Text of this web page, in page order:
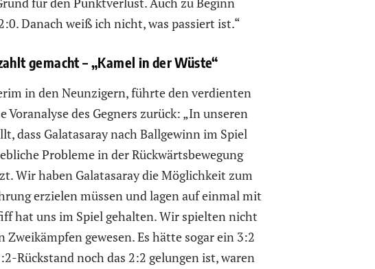
Danach weiß ich nicht, was passiert ist.“
gemacht – „Kamel in der Wüste“
in den Neunzigern, führte den verdienten
des Gegners zurück: „In unseren
dass Galatasaray nach Ballgewinn im Spiel
Probleme in der Rückwärtsbewegung
Wir haben Galatasaray die Möglichkeit zum
erzielen müssen und lagen auf einmal mit
hat uns im Spiel gehalten. Wir spielten nicht
gewesen. Es hätte sogar ein 3:2
Rückstand noch das 2:2 gelungen ist, waren